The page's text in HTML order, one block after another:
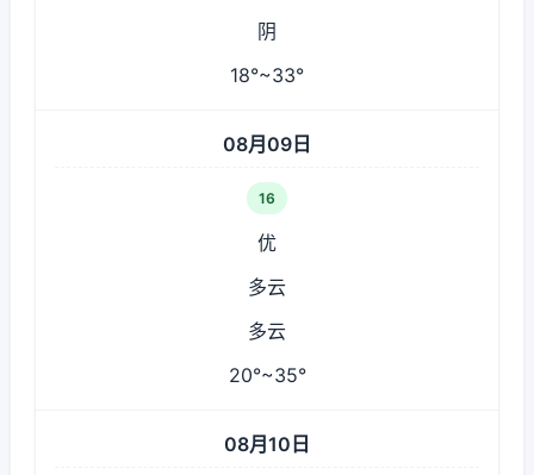
阴
18°~33°
08月09日
16
优
多云
多云
20°~35°
08月10日